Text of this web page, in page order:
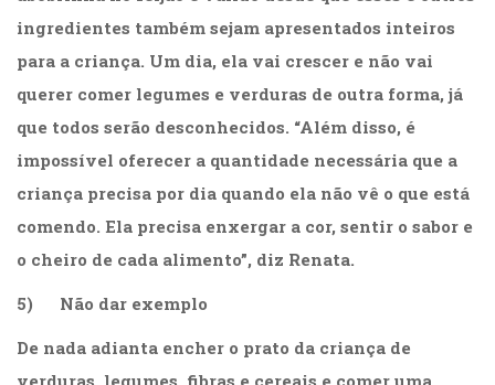
Terapia
(21)
Treinamento
e
(65)
Turismo
Prática
ingredientes também sejam apresentados inteiros
para a criança. Um dia, ela vai crescer e não vai
querer comer legumes e verduras de outra forma, já
que todos serão desconhecidos. “Além disso, é
impossível oferecer a quantidade necessária que a
criança precisa por dia quando ela não vê o que está
comendo. Ela precisa enxergar a cor, sentir o sabor e
o cheiro de cada alimento”, diz Renata.
5) Não dar exemplo
De nada adianta encher o prato da criança de